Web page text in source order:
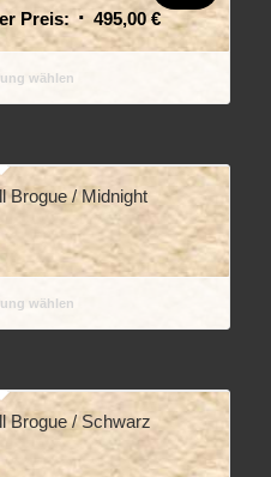
Preis: 495,00 €
wählen
Brogue / Midnight
wählen
Brogue / Schwarz